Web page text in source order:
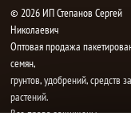
© 2026 ИП Степанов Сергей
Николаевич
Oптовая продажа
семян,
грунтов, удобрений, средств
растений.
Все права защищены.